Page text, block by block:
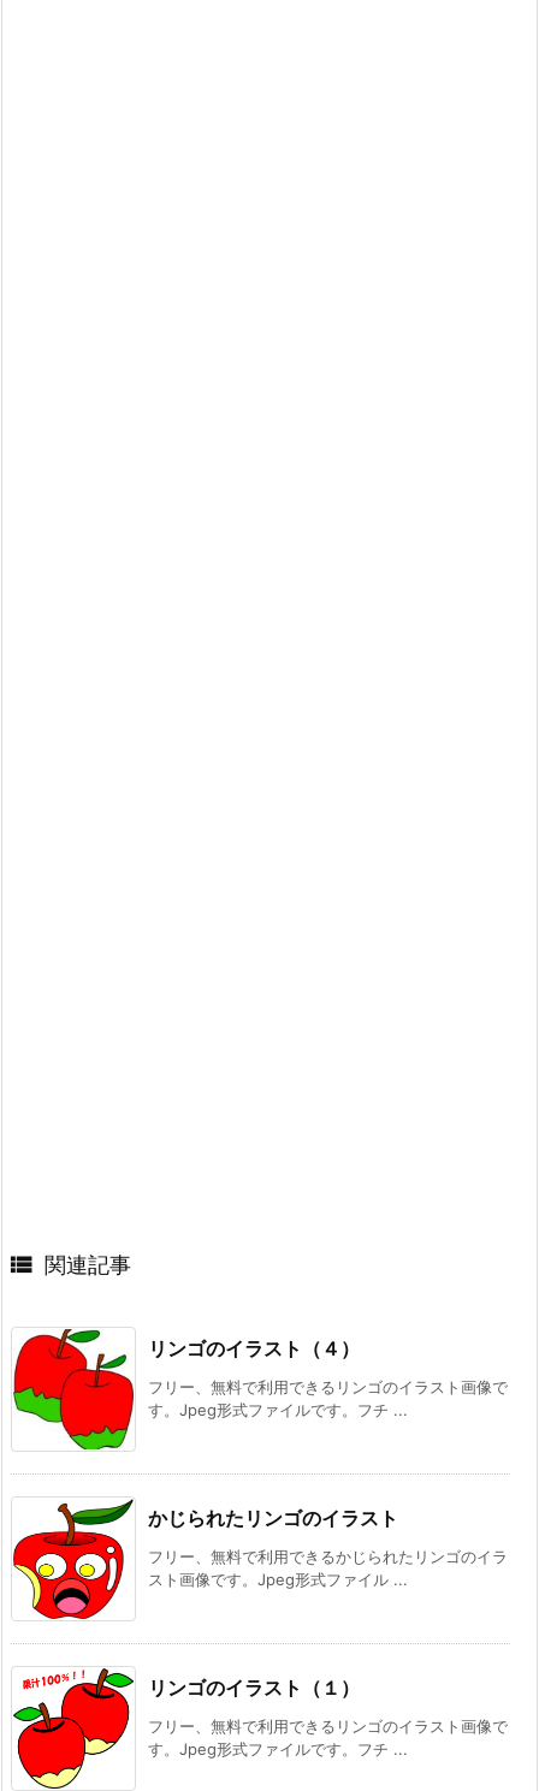
 関連記事
リンゴのイラスト（４）
フリー、無料で利用できるリンゴのイラスト画像で
す。Jpeg形式ファイルです。フチ ...
かじられたリンゴのイラスト
フリー、無料で利用できるかじられたリンゴのイラ
スト画像です。Jpeg形式ファイル ...
リンゴのイラスト（１）
フリー、無料で利用できるリンゴのイラスト画像で
す。Jpeg形式ファイルです。フチ ...